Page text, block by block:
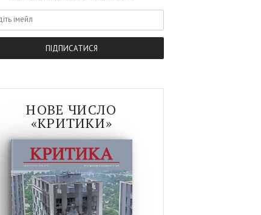
ПIДПИСАТИСЯ
НОВЕ ЧИСЛО
«КРИТИКИ»